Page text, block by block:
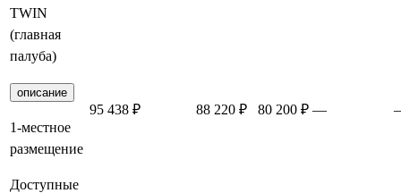
TWIN
(главная
палуба)
описание
1-местное
размещение
Доступные
95 438 ₽ 88 220 ₽ 80 200 ₽ —